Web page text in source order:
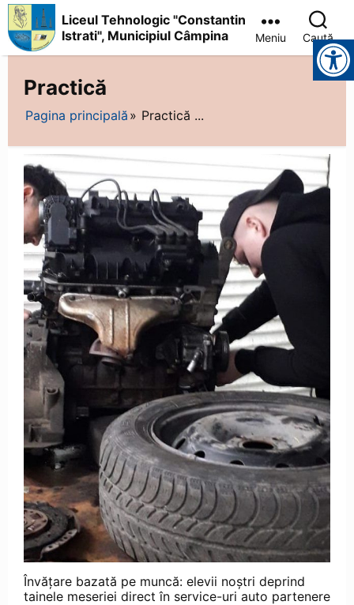
Liceul
"Constantin
Municipiul
Liceul Tehnologic "Constantin
Istrati", Municipiul Câmpina
Meniu Caută
Instrumente pentru accesibilitate
Practică
Pagina principală Practică ...
Învățare bazată pe muncă: elevii noștri deprind
tainele meseriei direct în service-uri auto partenere